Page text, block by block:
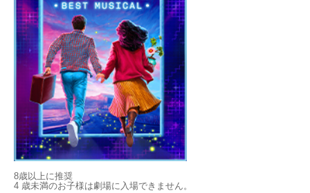
8歳以上に推奨
4 歳未満のお子様は劇場に入場できません。